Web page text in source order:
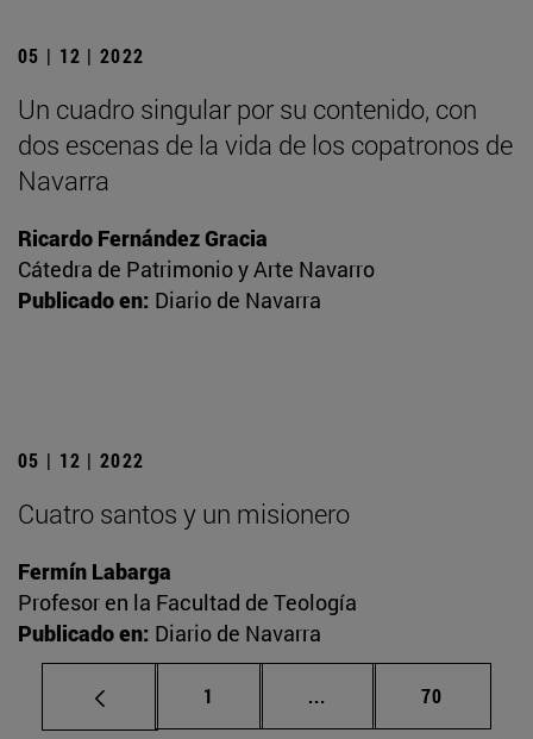
05 | 12 | 2022
Un cuadro singular por su contenido, con
dos escenas de la vida de los copatronos de
Navarra
Ricardo Fernández Gracia
Cátedra de Patrimonio y Arte Navarro
Publicado en: Diario de Navarra
05 | 12 | 2022
Cuatro santos y un misionero
Fermín Labarga
Profesor en la Facultad de Teología
Publicado en: Diario de Navarra
Página
1 ... Páginas intermedias
Página
70